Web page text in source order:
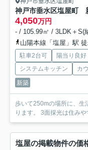
神戸市垂水区塩屋町
4,050万円
- / 105.99㎡ / 3LDK＋S(
山陽本線「塩屋」駅
駐車2台可 陽当り良好
システムキッチン
カ
新築
歩いて250mの場所に、生
ります。 3面採光は住み
塩屋の掲載物件の価